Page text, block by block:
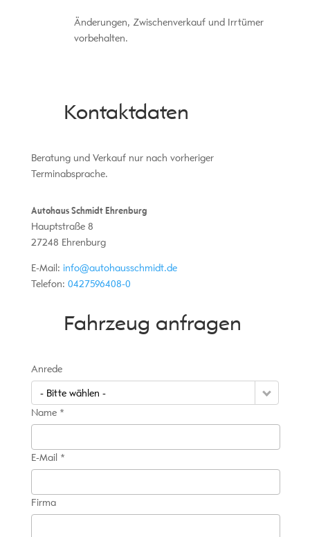
Änderungen, Zwischenverkauf und Irrtümer
vorbehalten.
Kontaktdaten
Beratung und Verkauf nur nach vorheriger
Terminabsprache.
Autohaus Schmidt Ehrenburg
Hauptstraße 8
27248 Ehrenburg
E-Mail: info@autohausschmidt.de
Telefon: 0427596408-0
Fahrzeug anfragen
Anrede
- Bitte wählen -
Name *
E-Mail *
Firma